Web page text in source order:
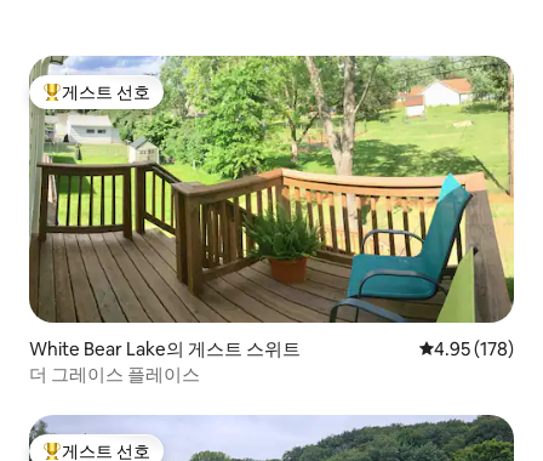
상위 게스트 선호
게스트 선호
White Bear Lake의 게스트 스위트 평점 4.95점(5
4.95 (178)
더 그레이스 플레이스
게스트 선호